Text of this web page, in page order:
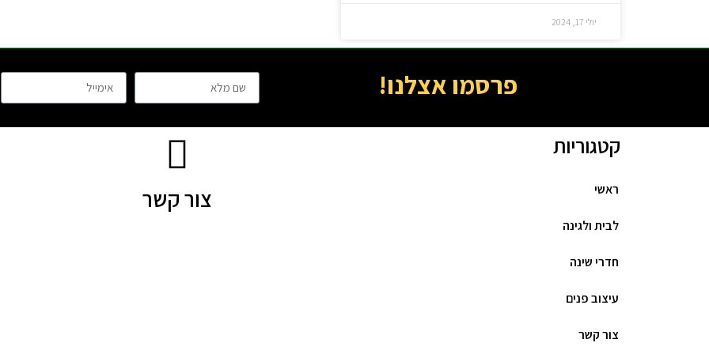
יולי 17, 2024
פרסמו אצלנו!
קטגוריות
ראשי
לבית ולגינה
חדרי שינה
עיצוב פנים
צור קשר
צור קשר